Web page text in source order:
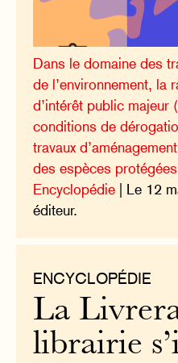
Dans le domaine des
de l’environnement, la
d’intérêt public majeur
conditions de
travaux
des espèces
Encyclopédie | Le 12
éditeur.
ENCYCLOPÉDIE
La
librairie